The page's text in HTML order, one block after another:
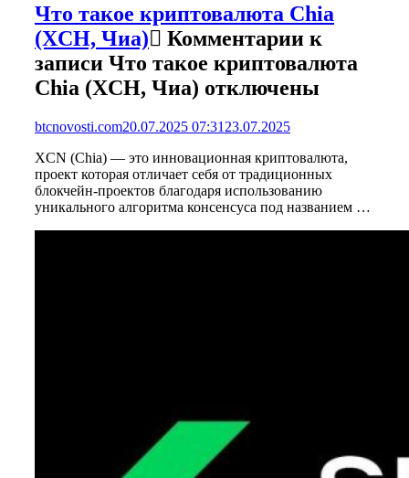
Что такое криптовалюта Chia
(XCH, Чиа)
Комментарии к
записи Что такое криптовалюта
Chia (XCH, Чиа) отключены
btcnovosti.com20.07.2025 07:31 23.07.2025
XCN (Chia) — это инновационная криптовалюта,
проект которая отличает себя от традиционных
блокчейн-проектов благодаря использованию
уникального алгоритма консенсуса под названием …